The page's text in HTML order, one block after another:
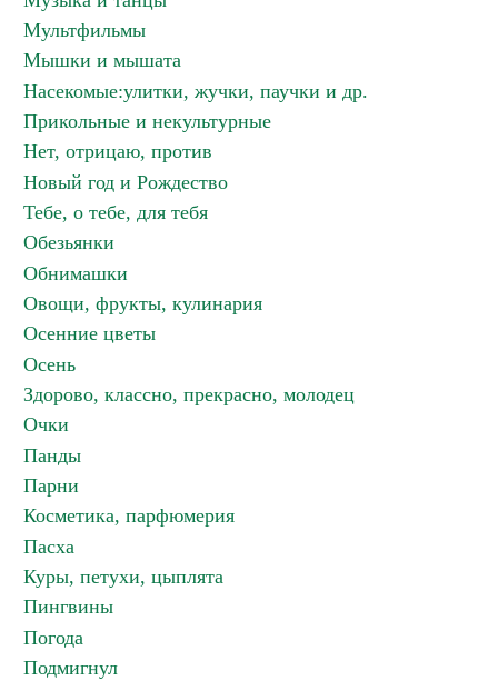
Мультфильмы
Мышки и мышата
Насекомые:улитки, жучки, паучки и др.
Прикольные и некультурные
Нет, отрицаю, против
Новый год и Рождество
Тебе, о тебе, для тебя
Обезьянки
Обнимашки
Овощи, фрукты, кулинария
Осенние цветы
Осень
Здорово, классно, прекрасно, молодец
Очки
Панды
Парни
Косметика, парфюмерия
Пасха
Куры, петухи, цыплята
Пингвины
Погода
Подмигнул